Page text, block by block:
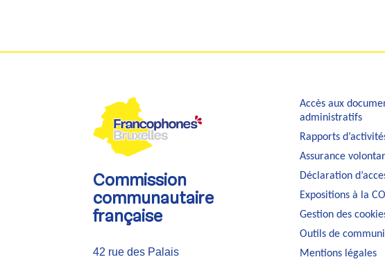
Commission
communautaire
française
42 rue des Palais
Accès aux
administratifs
Rapports
Assurance
Déclaration
Expositions à la
Gestion des
Outils de
Mentions légales